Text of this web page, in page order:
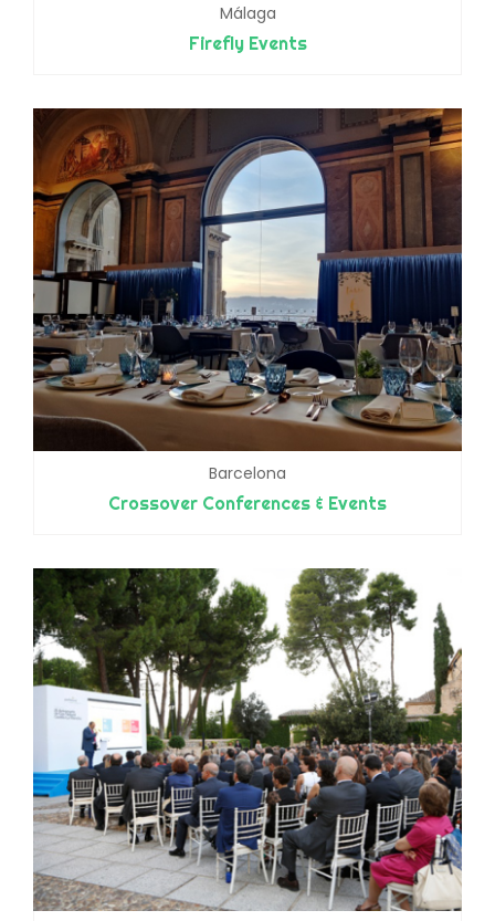
Málaga
Firefly Events
Barcelona
Crossover Conferences & Events